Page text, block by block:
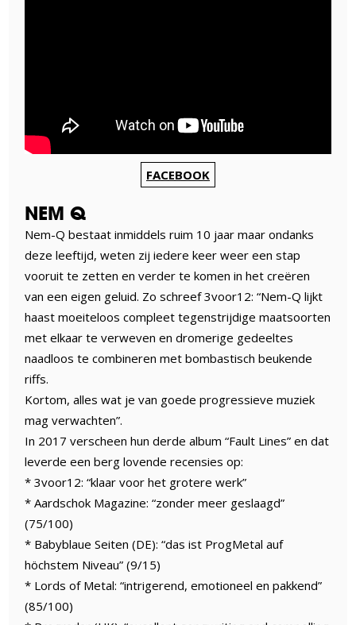
FACEBOOK
NEM Q
Nem-Q bestaat inmiddels ruim 10 jaar maar ondanks
deze leeftijd, weten zij iedere keer weer een stap
vooruit te zetten en verder te komen in het creëren
van een eigen geluid. Zo schreef 3voor12: “Nem-Q lijkt
haast moeiteloos compleet tegenstrijdige maatsoorten
met elkaar te verweven en dromerige gedeeltes
naadloos te combineren met bombastisch beukende
riffs.
Kortom, alles wat je van goede progressieve muziek
mag verwachten”.
In 2017 verscheen hun derde album “Fault Lines” en dat
leverde een berg lovende recensies op:
* 3voor12: “klaar voor het grotere werk”
* Aardschok Magazine: “zonder meer geslaagd”
(75/100)
* Babyblaue Seiten (DE): “das ist ProgMetal auf
höchstem Niveau” (9/15)
* Lords of Metal: “intrigerend, emotioneel en pakkend”
(85/100)